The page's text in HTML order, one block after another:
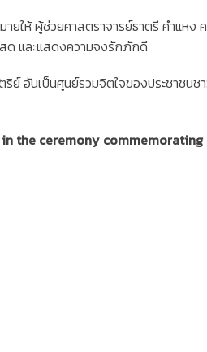
ยให้ ผู้ช่วยศาสตราจารย์ธาตรี คำแห
ด และแสดงความจงรักภักดี
อันเป็นศูนย์รวมจิตใจของประชาชน
the ceremony